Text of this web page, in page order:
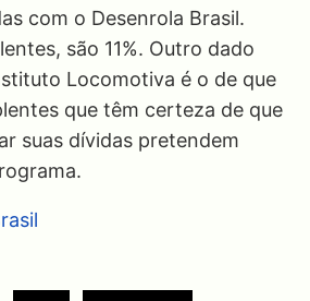
com o Desenrola Brasil.
são 11%. Outro dado
Locomotiva é o de que
que têm certeza de que
suas dívidas pretendem